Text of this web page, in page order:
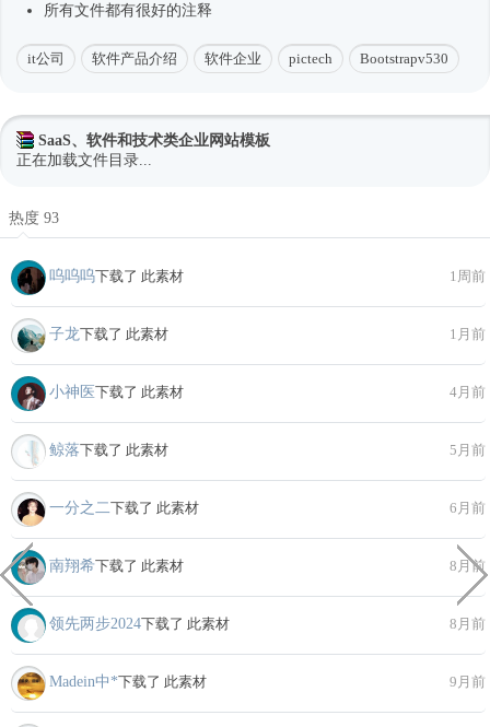
所有文件都有很好的注释
it公司 软件产品介绍 软件企业 pictech Bootstrapv530
SaaS、软件和技术类企业网站模板
正在加载文件目录...
热度 93
呜呜呜下载了 此素材 1周前
子龙下载了 此素材 1月前
小神医下载了 此素材 4月前
鲸落下载了 此素材 5月前
一分之二下载了 此素材 6月前
南翔希下载了 此素材 8月前
领先两步2024下载了 此素材 8月前
Madein中*下载了 此素材 9月前